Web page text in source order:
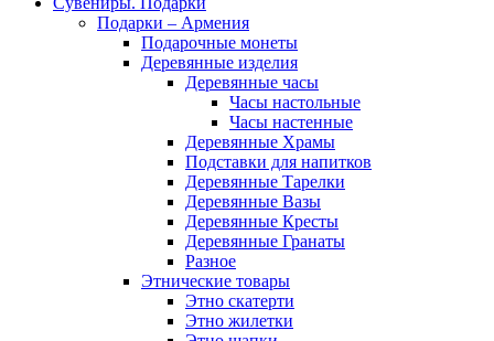
Подарки – Армения
Подарочные монеты
Деревянные изделия
Деревянные часы
Часы настольные
Часы настенные
Деревянные Храмы
Подставки для напитков
Деревянные Тарелки
Деревянные Вазы
Деревянные Кресты
Деревянные Гранаты
Разное
Этнические товары
Этно скатерти
Этно жилетки